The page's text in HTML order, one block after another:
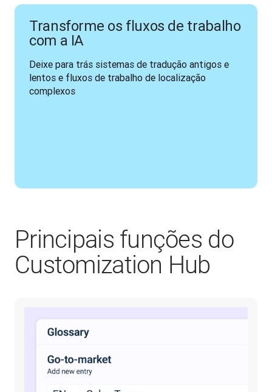
Transforme os fluxos de trabalho
com a IA
Deixe para trás sistemas de tradução antigos e
lentos e fluxos de trabalho de localização
complexos
Principais funções do
Customization Hub